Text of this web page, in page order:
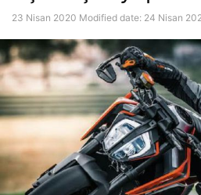
23 Nisan 2020 Modified date: 24 Nisan